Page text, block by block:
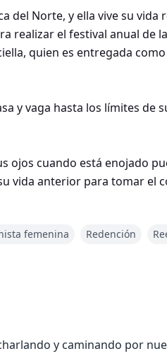
del Norte, y ella vive su
realizar el festival anual de
quien es entregada
y vaga hasta los límites de
ojos cuando está enojado
vida anterior para tomar el
el amor verdadero de una
él y no puede vivir en la
por el otro al encontrarse.
como las demás mujeres?
femenina Redención
y caminando por